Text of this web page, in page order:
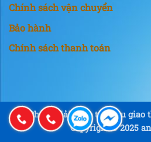
Chính sách vận chuyển
Bảo hành
Chính sách thanh toán
"An Phú – Giải pháp tín hiệu giao
Copyright © 2025